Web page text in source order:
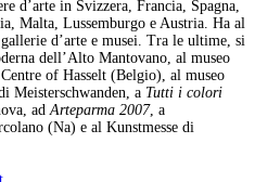
d’arte in Svizzera, Francia, Spagna,
Malta, Lussemburgo e Austria. Ha al
d’arte e musei. Tra le ultime, si
dell’Alto Mantovano, al museo
of Hasselt (Belgio), al museo
Meisterschwanden, a Tutti i colori
adArteparma 2007, a
(Na) e al Kunstmesse di